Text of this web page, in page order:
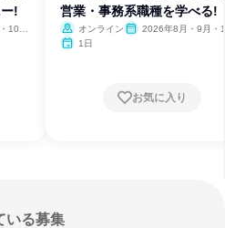
!
10
営業・事務系職種を学べる!
オンライン
2026年8月・9月・
1日
お気に入り
いる募集